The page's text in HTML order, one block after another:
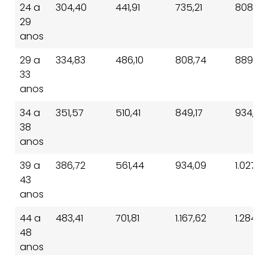
24 a
29
anos
304,40 441,91 735,21 808,74
29 a
33
anos
334,83 486,10 808,74 889,61
34 a
38
anos
351,57 510,41 849,17 934,08
39 a
43
anos
386,72 561,44 934,09
44 a
48
anos
483,41 701,81 1.167,62